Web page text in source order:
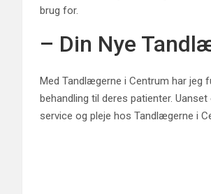
brug for.
– Din Nye
Med Tandlægerne i Centrum har jeg
behandling til deres patienter.
service og pleje hos Tandlægerne i